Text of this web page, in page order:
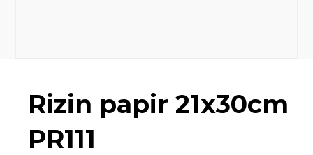
Rizin papir 21x30cm
PR111